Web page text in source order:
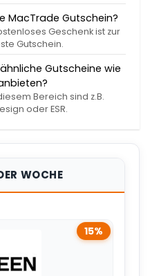
MacTrade Gutschein?
Geschenk ist zur
Gutschein.
Gutscheine wie
Bereich sind z.B.
oder ESR.
WOCHE
15%